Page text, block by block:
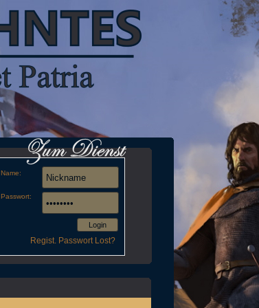
Name:
Passwort:
Login
Regist. Passwort Lost?